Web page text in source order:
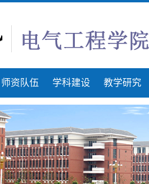
师资队伍 学科建设 教学研究